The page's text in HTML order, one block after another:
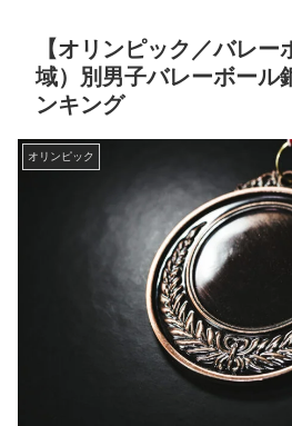
【オリンピック／バレ
域）別男子バレーボール
ンキング
オリンピック